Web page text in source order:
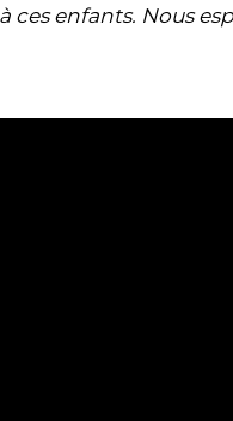
ces enfants. Nous